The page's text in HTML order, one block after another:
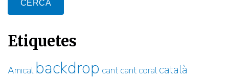
Etiquetes
Amical backdrop cant cant coral català